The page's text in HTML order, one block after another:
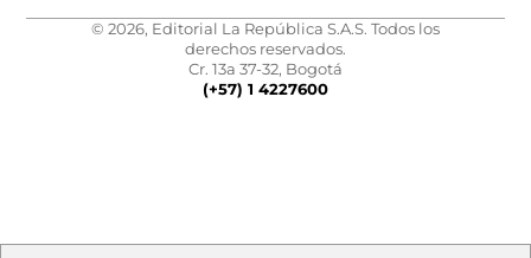
© 2026, Editorial La República S.A.S. Todos los
derechos reservados.
Cr. 13a 37-32, Bogotá
(+57) 1 4227600